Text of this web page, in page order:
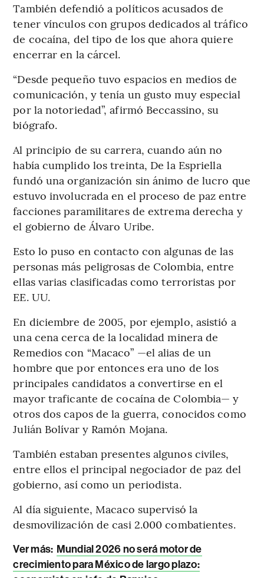
También defendió a políticos acusados de
tener vínculos con grupos dedicados al tráfico
de cocaína, del tipo de los que ahora quiere
encerrar en la cárcel.
“Desde pequeño tuvo espacios en medios de
comunicación, y tenía un gusto muy especial
por la notoriedad”, afirmó Beccassino, su
biógrafo.
Al principio de su carrera, cuando aún no
había cumplido los treinta, De la Espriella
fundó una organización sin ánimo de lucro que
estuvo involucrada en el proceso de paz entre
facciones paramilitares de extrema derecha y
el gobierno de Álvaro Uribe.
Esto lo puso en contacto con algunas de las
personas más peligrosas de Colombia, entre
ellas varias clasificadas como terroristas por
EE. UU.
En diciembre de 2005, por ejemplo, asistió a
una cena cerca de la localidad minera de
Remedios con “Macaco” —el alias de un
hombre que por entonces era uno de los
principales candidatos a convertirse en el
mayor traficante de cocaína de Colombia— y
otros dos capos de la guerra, conocidos como
Julián Bolívar y Ramón Mojana.
También estaban presentes algunos civiles,
entre ellos el principal negociador de paz del
gobierno, así como un periodista.
Al día siguiente, Macaco supervisó la
desmovilización de casi 2.000 combatientes.
Ver más: Mundial 2026 no será motor de
crecimiento para México de largo plazo: